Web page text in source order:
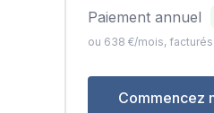
Paiement annuel
ou 638 €/mois,
Commencez